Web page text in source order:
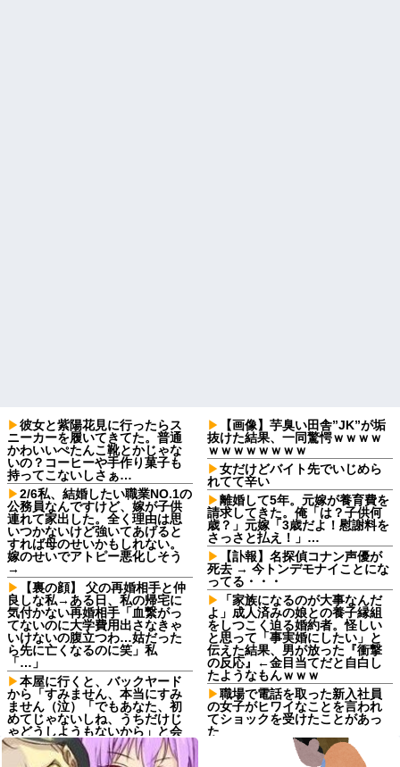
彼女と紫陽花見に行ったらス
ニーカーを履いてきてた。普通
かわいいぺたんこ靴とかじゃな
いの？コーヒーや手作り菓子も
持ってこないしさぁ…
2/6私、結婚したい職業NO.1の
公務員なんですけど、嫁が子供
連れて家出した。全く理由は思
いつかないけど強いてあげると
すれば母のせいかもしれない。
嫁のせいでアトピー悪化しそう
→
【裏の顔】 父の再婚相手と仲
良しな私→ある日、私の帰宅に
気付かない再婚相手「血繋がっ
てないのに大学費用出さなきゃ
いけないの腹立つわ…姑だった
ら先に亡くなるのに笑」私
「…」
本屋に行くと、バックヤード
から「すみません、本当にすみ
ません（泣）「でもあなた、初
めてじゃないしね、うちだけじ
ゃどうしようもないから」と会
話が聞こえてきた→する
と・・・
【画像】芋臭い田舎”JK”が垢
抜けた結果、一同驚愕ｗｗｗｗ
ｗｗｗｗｗｗｗｗ
女だけどバイト先でいじめら
れてて辛い
離婚して5年。元嫁が養育費を
請求してきた。俺「は？子供何
歳？」元嫁「3歳だよ！慰謝料を
さっさと払え！」…
【訃報】名探偵コナン声優が
死去 → 今トンデモナイことにな
ってる・・・
「家族になるのが大事なんだ
よ」成人済みの娘との養子縁組
をしつこく迫る婚約者。怪しい
と思って「事実婚にしたい」と
伝えた結果、男が放った『衝撃
の反応』←金目当てだと自白し
たようなもんｗｗｗ
職場で電話を取った新入社員
の女子がヒワイなことを言われ
てショックを受けたことがあっ
た
GPSを利用したゲーム思いつ